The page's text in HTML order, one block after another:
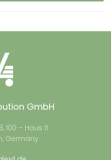
GmbH
100 – Haus 11
Germany